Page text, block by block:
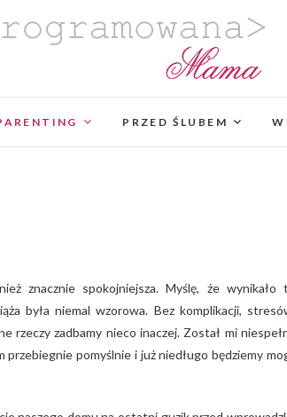
Mama
PROJEKTOWANIA
PRZED ŚLUBEM
była niemal wzorowa. Bez komplikacji,
rzeczy zadbamy nieco inaczej. Został mi
pomyślnie i już niedługo będziemy